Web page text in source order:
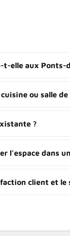
t-elle aux Ponts-
ou salle
?
l’espace dans
client et